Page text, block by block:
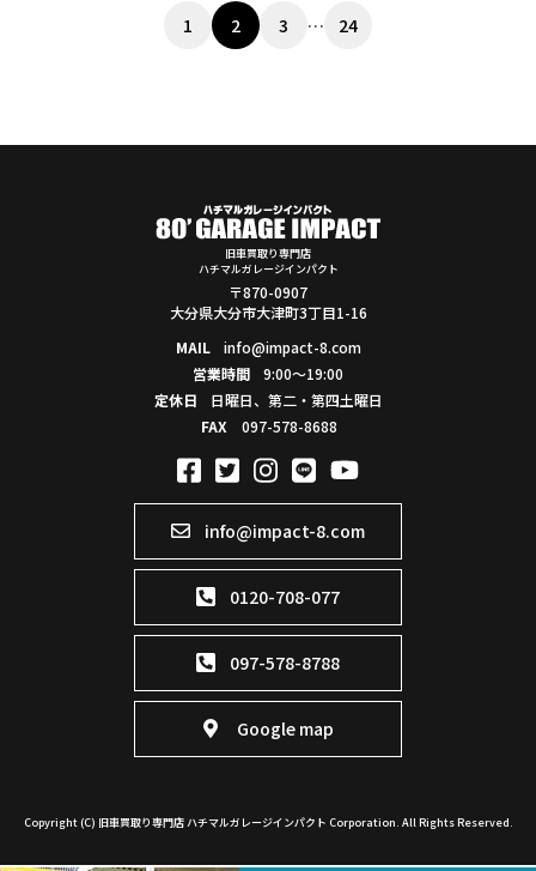
1 2 3 … 24
旧車買取り専門店
ハチマルガレージインパクト
〒870-0907
大分県大分市大津町3丁目1-16
MAIL
info@impact-8.com
営業時間
9:00～19:00
定休日
日曜日、第二・第四土曜日
FAX
097-578-8688
info@impact-8.com
0120-708-077
097-578-8788
Google map
Copyright (C) 旧車買取り専門店 ハチマルガレージインパクト Corporation. All Rights Reserved.